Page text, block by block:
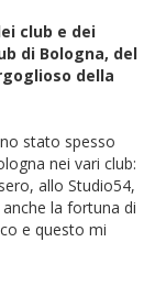
club e dei
di Bologna, del
della
stato spesso
nei vari club:
allo Studio54,
la fortuna di
e questo mi